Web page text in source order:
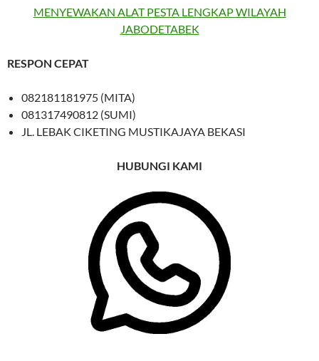
MENYEWAKAN ALAT PESTA LENGKAP WILAYAH
JABODETABEK
RESPON CEPAT
082181181975 (MITA)
081317490812 (SUMI)
JL. LEBAK CIKETING MUSTIKAJAYA BEKASI
HUBUNGI KAMI